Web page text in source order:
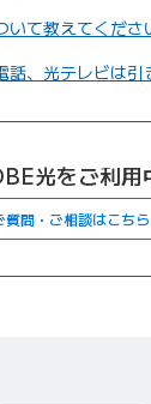
て教えてくださ
話、光テレビは引
光をご利用
質問・ご相談はこちら